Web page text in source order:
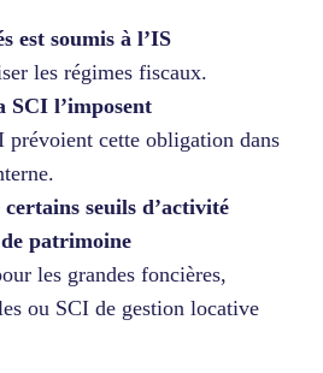
est soumis à l’IS
les régimes fiscaux.
SCI l’imposent
cette obligation dans
seuils d’activité
patrimoine
les grandes foncières,
ou SCI de gestion locative